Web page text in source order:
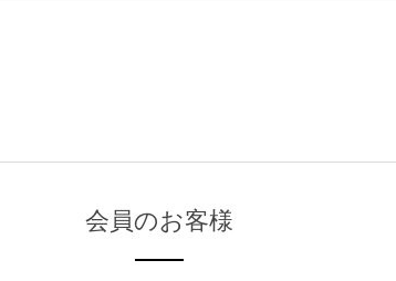
会員のお客様